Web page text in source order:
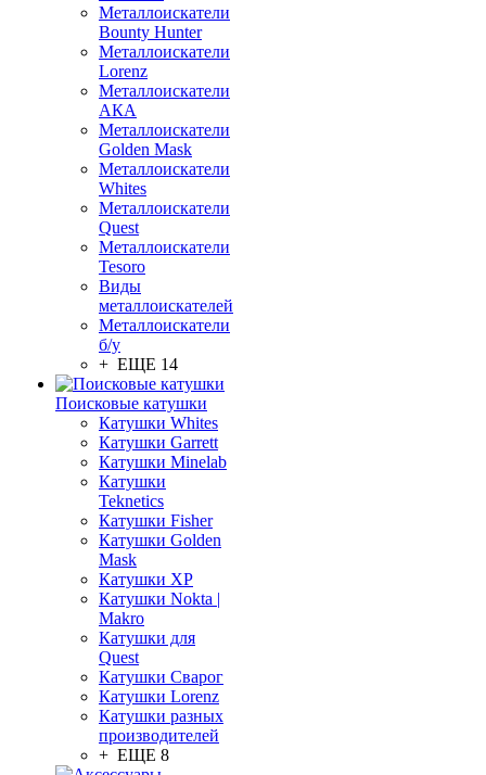
Металлоискатели
Bounty Hunter
Металлоискатели
Lorenz
Металлоискатели
АКА
Металлоискатели
Golden Mask
Металлоискатели
Whites
Металлоискатели
Quest
Металлоискатели
Tesoro
Виды
металлоискателей
Металлоискатели
б/у
+ ЕЩЕ 14
Поисковые катушки
Катушки Whites
Катушки Garrett
Катушки Minelab
Катушки
Teknetics
Катушки Fisher
Катушки Golden
Mask
Катушки XP
Катушки Nokta |
Makro
Катушки для
Quest
Катушки Сварог
Катушки Lorenz
Катушки разных
производителей
+ ЕЩЕ 8